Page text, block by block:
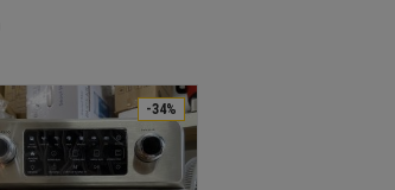
-34%